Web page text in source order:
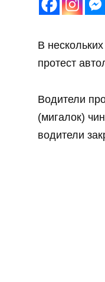
В
протест
Водители
(мигалок)
водители